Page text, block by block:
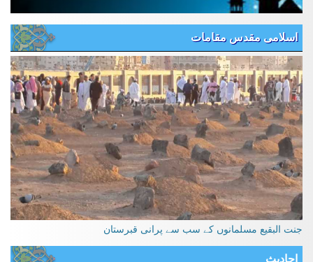
اسلامی مقدس مقامات
جنت البقیع مسلمانوں کے سب سے پرانی قبرستان
احادیث